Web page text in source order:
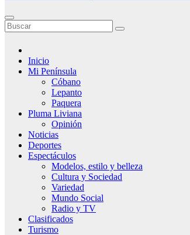
Inicio
Mi Península
Cóbano
Lepanto
Paquera
Pluma Liviana
Opinión
Noticias
Deportes
Espectáculos
Modelos, estilo y belleza
Cultura y Sociedad
Variedad
Mundo Social
Radio y TV
Clasificados
Turismo